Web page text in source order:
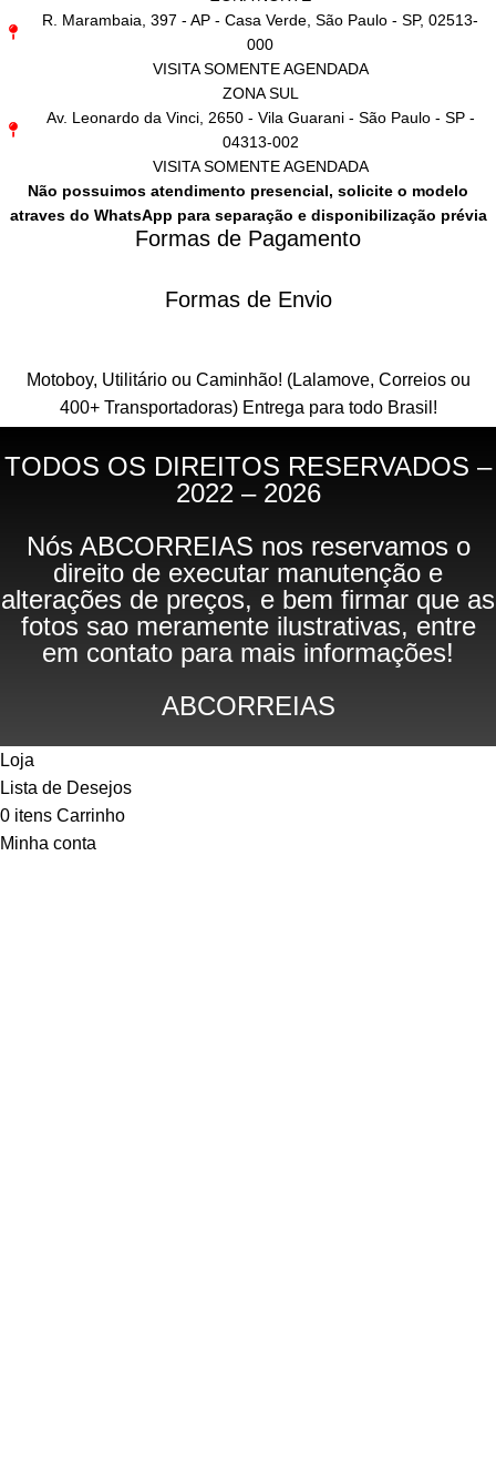
R. Marambaia, 397 - AP - Casa Verde, São Paulo - SP, 02513-
000
VISITA SOMENTE AGENDADA
ZONA SUL
Av. Leonardo da Vinci, 2650 - Vila Guarani - São Paulo - SP -
04313-002
VISITA SOMENTE AGENDADA
Não possuimos atendimento presencial, solicite o modelo
atraves do WhatsApp para separação e disponibilização prévia
Formas de Pagamento
Formas de Envio
Motoboy, Utilitário ou Caminhão! (Lalamove, Correios ou
400+ Transportadoras) Entrega para todo Brasil!
TODOS OS DIREITOS RESERVADOS –
2022 – 2026
Nós ABCORREIAS nos reservamos o
direito de executar manutenção e
alterações de preços, e bem firmar que as
fotos sao meramente ilustrativas, entre
em contato para mais informações!
ABCORREIAS
Loja
Lista de Desejos
0 itens Carrinho
Minha conta